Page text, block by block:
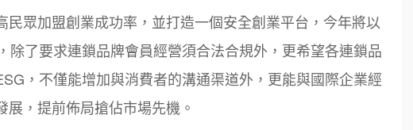
眾加盟創業成功率，並打造一個安全創業平台，今年將以
除了要求連鎖品牌會員經營須合法合規外，更希望各連鎖品
，不僅能增加與消費者的溝通渠道外，更能與國際企業經
，提前佈局搶佔市場先機。